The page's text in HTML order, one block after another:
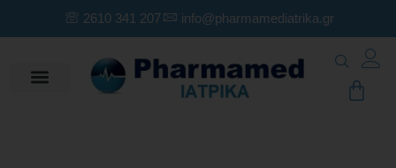
2610 341 207 info@pharmamediatrika.gr